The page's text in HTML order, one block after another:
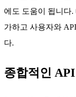
에도 도움이 됩니다
가하고 사용자와
다.
종합적인